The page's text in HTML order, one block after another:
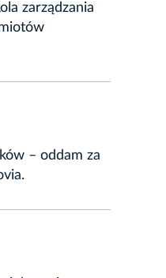
zarządzania
– oddam za